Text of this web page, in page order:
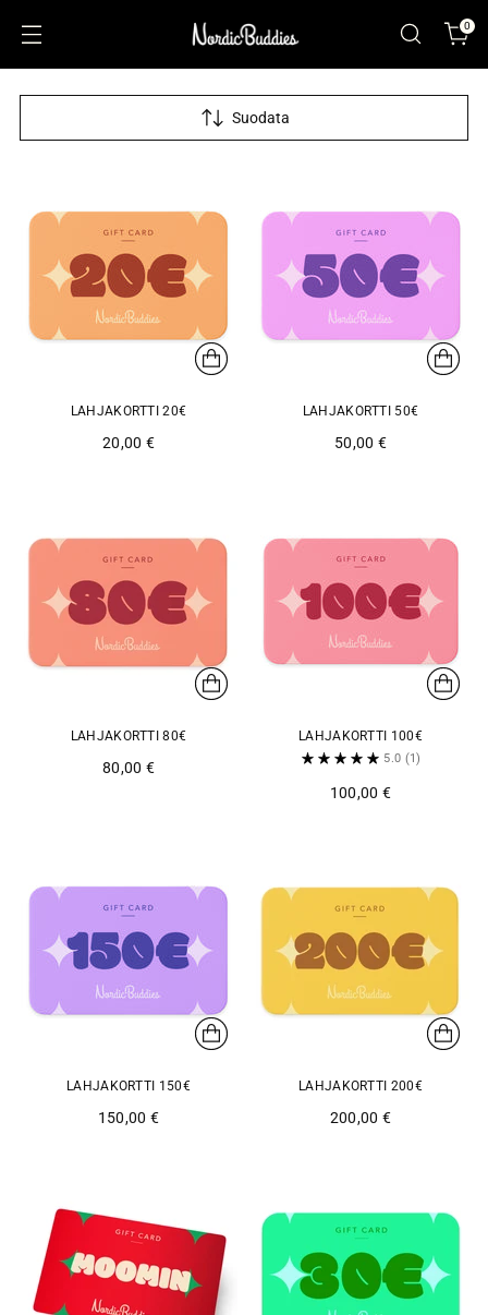
0
Suodata
LAHJAKORTTI 20€
20,00 €
LAHJAKORTTI 50€
50,00 €
LAHJAKORTTI 80€
80,00 €
LAHJAKORTTI 100€
5.0 (1)
100,00 €
LAHJAKORTTI 150€
150,00 €
LAHJAKORTTI 200€
200,00 €